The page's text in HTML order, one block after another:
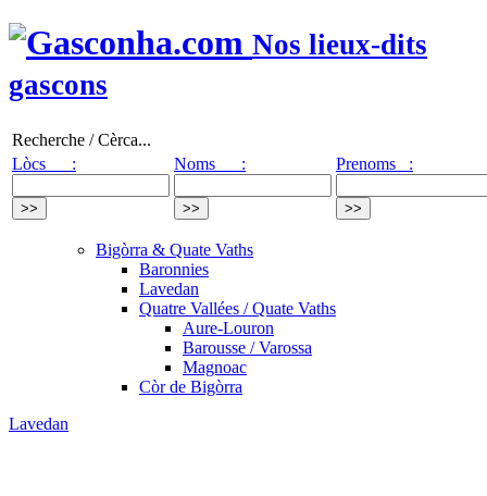
Nos lieux-dits
gascons
Recherche / Cèrca...
Lòcs :
Noms : Prenoms :
Bigòrra & Quate Vaths
Baronnies
Lavedan
Quatre Vallées / Quate Vaths
Aure-Louron
Barousse / Varossa
Magnoac
Còr de Bigòrra
Lavedan